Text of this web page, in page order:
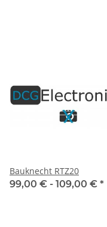
Bauknecht RTZ20
99,00 € - 109,00 € *